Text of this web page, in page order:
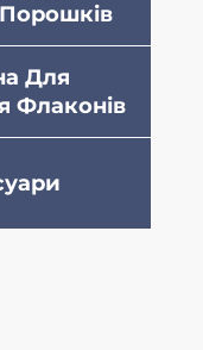
Для
Флаконів